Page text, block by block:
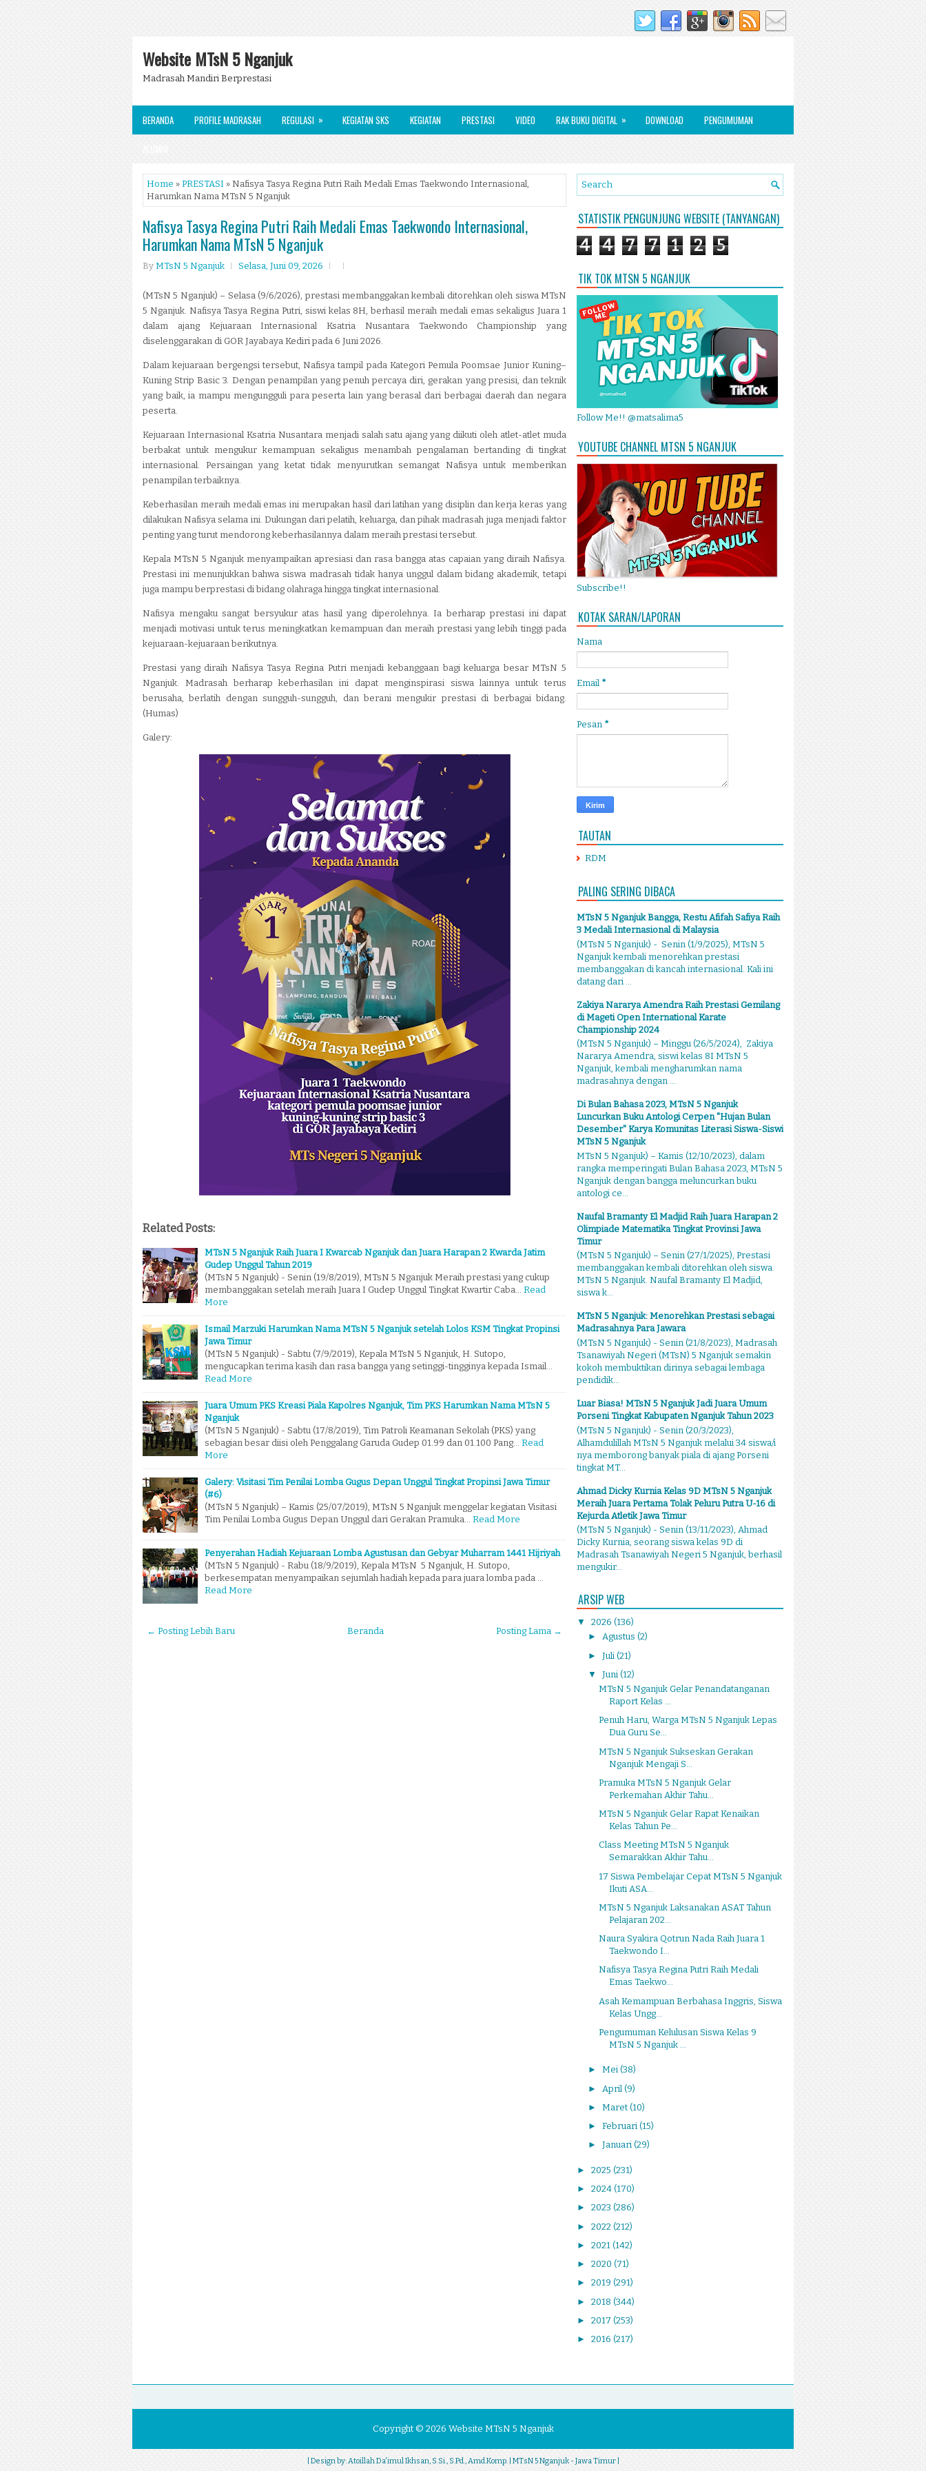
Website MTsN 5 Nganjuk
Madrasah Mandiri Berprestasi
BERANDA PROFILE MADRASAH REGULASI » KEGIATAN SKS KEGIATAN PRESTASI VIDEO RAK BUKU DIGITAL » DOWNLOAD PENGUMUMAN
ALUMNI
Home » PRESTASI » Nafisya Tasya Regina Putri Raih Medali Emas Taekwondo Internasional,
Harumkan Nama MTsN 5 Nganjuk
Nafisya Tasya Regina Putri Raih Medali Emas Taekwondo Internasional,
Harumkan Nama MTsN 5 Nganjuk
By MTsN 5 Nganjuk Selasa, Juni 09, 2026
(MTsN 5 Nganjuk) – Selasa (9/6/2026), prestasi membanggakan kembali ditorehkan oleh siswa MTsN
5 Nganjuk. Nafisya Tasya Regina Putri, siswi kelas 8H, berhasil meraih medali emas sekaligus Juara 1
dalam ajang Kejuaraan Internasional Ksatria Nusantara Taekwondo Championship yang
diselenggarakan di GOR Jayabaya Kediri pada 6 Juni 2026.
Dalam kejuaraan bergengsi tersebut, Nafisya tampil pada Kategori Pemula Poomsae Junior Kuning–
Kuning Strip Basic 3. Dengan penampilan yang penuh percaya diri, gerakan yang presisi, dan teknik
yang baik, ia mampu mengungguli para peserta lain yang berasal dari berbagai daerah dan negara
peserta.
Kejuaraan Internasional Ksatria Nusantara menjadi salah satu ajang yang diikuti oleh atlet-atlet muda
berbakat untuk mengukur kemampuan sekaligus menambah pengalaman bertanding di tingkat
internasional. Persaingan yang ketat tidak menyurutkan semangat Nafisya untuk memberikan
penampilan terbaiknya.
Keberhasilan meraih medali emas ini merupakan hasil dari latihan yang disiplin dan kerja keras yang
dilakukan Nafisya selama ini. Dukungan dari pelatih, keluarga, dan pihak madrasah juga menjadi faktor
penting yang turut mendorong keberhasilannya dalam meraih prestasi tersebut.
Kepala MTsN 5 Nganjuk menyampaikan apresiasi dan rasa bangga atas capaian yang diraih Nafisya.
Prestasi ini menunjukkan bahwa siswa madrasah tidak hanya unggul dalam bidang akademik, tetapi
juga mampu berprestasi di bidang olahraga hingga tingkat internasional.
Nafisya mengaku sangat bersyukur atas hasil yang diperolehnya. Ia berharap prestasi ini dapat
menjadi motivasi untuk terus meningkatkan kemampuan dan meraih prestasi yang lebih tinggi pada
kejuaraan-kejuaraan berikutnya.
Prestasi yang diraih Nafisya Tasya Regina Putri menjadi kebanggaan bagi keluarga besar MTsN 5
Nganjuk. Madrasah berharap keberhasilan ini dapat menginspirasi siswa lainnya untuk terus
berusaha, berlatih dengan sungguh-sungguh, dan berani mengukir prestasi di berbagai bidang.
(Humas)
Galery:
Related Posts:
MTsN 5 Nganjuk Raih Juara I Kwarcab Nganjuk dan Juara Harapan 2 Kwarda Jatim
Gudep Unggul Tahun 2019
(MTsN 5 Nganjuk) - Senin (19/8/2019), MTsN 5 Nganjuk Meraih prestasi yang cukup
membanggakan setelah meraih Juara I Gudep Unggul Tingkat Kwartir Caba… Read
More
Ismail Marzuki Harumkan Nama MTsN 5 Nganjuk setelah Lolos KSM Tingkat Propinsi
Jawa Timur
(MTsN 5 Nganjuk) - Sabtu (7/9/2019), Kepala MTsN 5 Nganjuk, H. Sutopo,
mengucapkan terima kasih dan rasa bangga yang setinggi-tingginya kepada Ismail…
Read More
Juara Umum PKS Kreasi Piala Kapolres Nganjuk, Tim PKS Harumkan Nama MTsN 5
Nganjuk
(MTsN 5 Nganjuk) - Sabtu (17/8/2019), Tim Patroli Keamanan Sekolah (PKS) yang
sebagian besar diisi oleh Penggalang Garuda Gudep 01.99 dan 01.100 Pang… Read
More
Galery: Visitasi Tim Penilai Lomba Gugus Depan Unggul Tingkat Propinsi Jawa Timur
(#6)
(MTsN 5 Nganjuk) – Kamis (25/07/2019), MTsN 5 Nganjuk menggelar kegiatan Visitasi
Tim Penilai Lomba Gugus Depan Unggul dari Gerakan Pramuka… Read More
Penyerahan Hadiah Kejuaraan Lomba Agustusan dan Gebyar Muharram 1441 Hijriyah
(MTsN 5 Nganjuk) - Rabu (18/9/2019), Kepala MTsN 5 Nganjuk, H. Sutopo,
berkesempatan menyampaikan sejumlah hadiah kepada para juara lomba pada …
Read More
← Posting Lebih Baru Posting Lama →
Beranda
STATISTIK PENGUNJUNG WEBSITE (TANYANGAN)
4 4 7 7 1 2 5
TIK TOK MTSN 5 NGANJUK
Follow Me!! @matsalima5
YOUTUBE CHANNEL MTSN 5 NGANJUK
Subscribe!!
KOTAK SARAN/LAPORAN
Nama
Email *
Pesan *
TAUTAN
RDM
PALING SERING DIBACA
MTsN 5 Nganjuk Bangga, Restu Afifah Safiya Raih
3 Medali Internasional di Malaysia
(MTsN 5 Nganjuk) - Senin (1/9/2025), MTsN 5
Nganjuk kembali menorehkan prestasi
membanggakan di kancah internasional. Kali ini
datang dari ...
Zakiya Nararya Amendra Raih Prestasi Gemilang
di Mageti Open International Karate
Championship 2024
(MTsN 5 Nganjuk) – Minggu (26/5/2024), Zakiya
Nararya Amendra, siswi kelas 8I MTsN 5
Nganjuk, kembali mengharumkan nama
madrasahnya dengan ...
Di Bulan Bahasa 2023, MTsN 5 Nganjuk
Luncurkan Buku Antologi Cerpen "Hujan Bulan
Desember" Karya Komunitas Literasi Siswa-Siswi
MTsN 5 Nganjuk
MTsN 5 Nganjuk) – Kamis (12/10/2023), dalam
rangka memperingati Bulan Bahasa 2023, MTsN 5
Nganjuk dengan bangga meluncurkan buku
antologi ce...
Naufal Bramanty El Madjid Raih Juara Harapan 2
Olimpiade Matematika Tingkat Provinsi Jawa
Timur
(MTsN 5 Nganjuk) – Senin (27/1/2025), Prestasi
membanggakan kembali ditorehkan oleh siswa
MTsN 5 Nganjuk. Naufal Bramanty El Madjid,
siswa k...
MTsN 5 Nganjuk: Menorehkan Prestasi sebagai
Madrasahnya Para Jawara
(MTsN 5 Nganjuk) - Senin (21/8/2023), Madrasah
Tsanawiyah Negeri (MTsN) 5 Nganjuk semakin
kokoh membuktikan dirinya sebagai lembaga
pendidik...
Luar Biasa! MTsN 5 Nganjuk Jadi Juara Umum
Porseni Tingkat Kabupaten Nganjuk Tahun 2023
(MTsN 5 Nganjuk) - Senin (20/3/2023),
Alhamdulillah MTsN 5 Nganjuk melalui 34 siswa/i
nya memborong banyak piala di ajang Porseni
tingkat MT...
Ahmad Dicky Kurnia Kelas 9D MTsN 5 Nganjuk
Meraih Juara Pertama Tolak Peluru Putra U-16 di
Kejurda Atletik Jawa Timur
(MTsN 5 Nganjuk) - Senin (13/11/2023), Ahmad
Dicky Kurnia, seorang siswa kelas 9D di
Madrasah Tsanawiyah Negeri 5 Nganjuk, berhasil
mengukir...
ARSIP WEB
▼ 2026 (136)
► Agustus (2)
► Juli (21)
▼ Juni (12)
MTsN 5 Nganjuk Gelar Penandatanganan
Raport Kelas ...
Penuh Haru, Warga MTsN 5 Nganjuk Lepas
Dua Guru Se...
MTsN 5 Nganjuk Sukseskan Gerakan
Nganjuk Mengaji S...
Pramuka MTsN 5 Nganjuk Gelar
Perkemahan Akhir Tahu...
MTsN 5 Nganjuk Gelar Rapat Kenaikan
Kelas Tahun Pe...
Class Meeting MTsN 5 Nganjuk
Semarakkan Akhir Tahu...
17 Siswa Pembelajar Cepat MTsN 5 Nganjuk
Ikuti ASA...
MTsN 5 Nganjuk Laksanakan ASAT Tahun
Pelajaran 202...
Naura Syakira Qotrun Nada Raih Juara 1
Taekwondo I...
Nafisya Tasya Regina Putri Raih Medali
Emas Taekwo...
Asah Kemampuan Berbahasa Inggris, Siswa
Kelas Ungg...
Pengumuman Kelulusan Siswa Kelas 9
MTsN 5 Nganjuk ...
► Mei (38)
► April (9)
► Maret (10)
► Februari (15)
► Januari (29)
► 2025 (231)
► 2024 (170)
► 2023 (286)
► 2022 (212)
► 2021 (142)
► 2020 (71)
► 2019 (291)
► 2018 (344)
► 2017 (253)
► 2016 (217)
Copyright © 2026 Website MTsN 5 Nganjuk
| Design by:Atoillah Da'imul Ikhsan, S.Si., S.Pd., Amd.Komp.| MTsN 5 Nganjuk - Jawa Timur |